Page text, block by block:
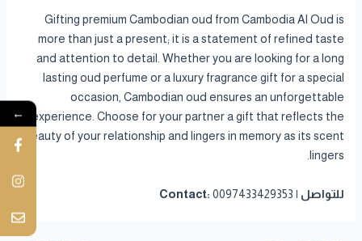
Gifting premium Cambodian oud from Cambodia Al Oud is
more than just a present; it is a statement of refined taste
and attention to detail. Whether you are looking for a long
lasting oud perfume or a luxury fragrance gift for a special
occasion, Cambodian oud ensures an unforgettable
experience. Choose for your partner a gift that reflects the
beauty of your relationship and lingers in memory as its scent
lingers.
للتواصل | Contact: 0097433429353
←